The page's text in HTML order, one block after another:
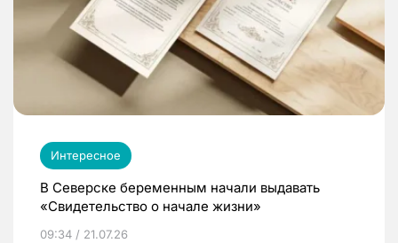
Интересное
В Северске беременным начали выдавать
«Свидетельство о начале жизни»
09:34 / 21.07.26